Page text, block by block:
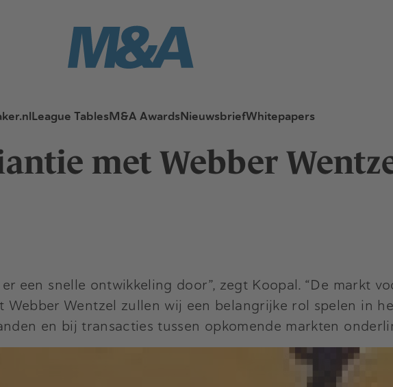
League TablesM&A AwardsNieuwsbriefWhitepapers
met Webber
een snelle ontwikkeling door”, zegt Koopal. “De markt
Wentzel zullen wij een belangrijke rol spelen in
en bij transacties tussen opkomende markten